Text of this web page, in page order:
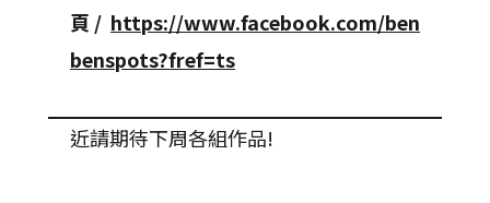
頁 / https://www.facebook.com/ben
benspots?fref=ts
近請期待下周各組作品!